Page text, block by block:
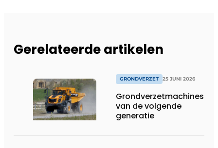
Gerelateerde artikelen
GRONDVERZET 25 JUNI 2026
Grondverzetmachines
van de volgende
generatie